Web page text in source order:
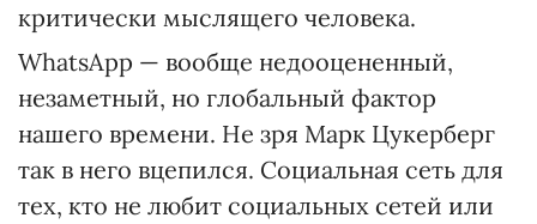
критически мыслящего человека.
WhatsApp — вообще недооцененный,
незаметный, но глобальный фактор
нашего времени. Не зря Марк Цукерберг
так в него вцепился. Социальная сеть для
тех, кто не любит социальных сетей или